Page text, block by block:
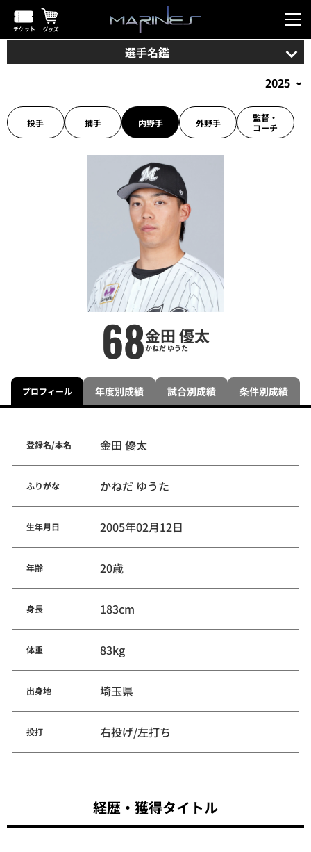
選手名鑑
投手 捕手 内野手 外野手
監督・
コーチ
68金田 優太
かねだ ゆうた
プロフィール 年度別成績 試合別成績 条件別成績
登録名/本名 金田 優太
ふりがな かねだ ゆうた
生年月日 2005年02月12日
年齢 20歳
身長 183cm
体重 83kg
出身地 埼玉県
投打 右投げ/左打ち
経歴・獲得タイトル